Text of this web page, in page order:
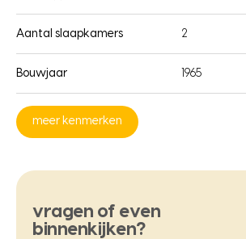
Aantal slaapkamers 2
Bouwjaar 1965
meer kenmerken
vragen of even
binnenkijken?